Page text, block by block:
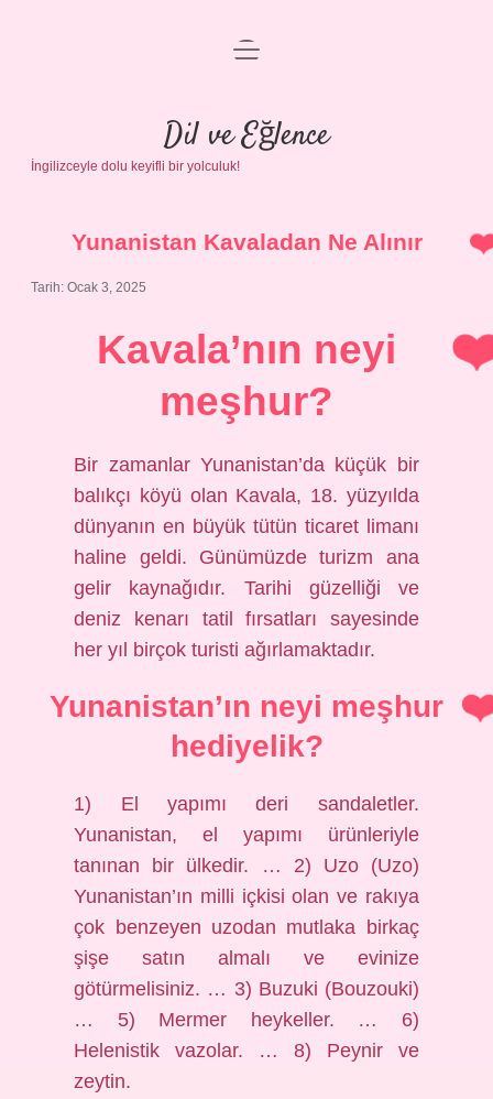
Anasayfa
Gizlilik Politikası
Yasal Uyarı
menüyü
Dil ve Eğlence
İngilizceyle dolu keyifli bir yolculuk!
Yunanistan Kavaladan Ne Alınır
Tarih: Ocak 3, 2025
Kavala’nın neyi
meşhur?
Bir zamanlar Yunanistan’da küçük bir
balıkçı köyü olan Kavala, 18. yüzyılda
dünyanın en büyük tütün ticaret limanı
haline geldi. Günümüzde turizm ana
gelir kaynağıdır. Tarihi güzelliği ve
deniz kenarı tatil fırsatları sayesinde
her yıl birçok turisti ağırlamaktadır.
Yunanistan’ın neyi meşhur
hediyelik?
1) El yapımı deri sandaletler.
Yunanistan, el yapımı ürünleriyle
tanınan bir ülkedir. … 2) Uzo (Uzo)
Yunanistan’ın milli içkisi olan ve rakıya
çok benzeyen uzodan mutlaka birkaç
şişe satın almalı ve evinize
götürmelisiniz. … 3) Buzuki (Bouzouki)
… 5) Mermer heykeller. … 6)
Helenistik vazolar. … 8) Peynir ve
zeytin.